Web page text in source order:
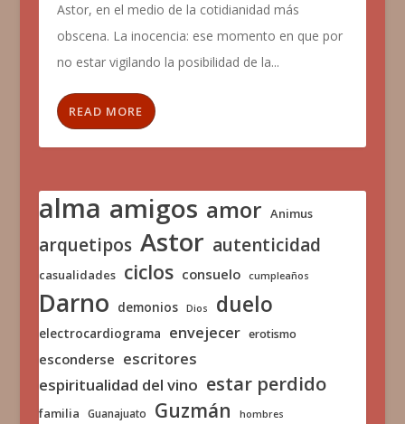
Astor, en el medio de la cotidianidad más
obscena. La inocencia: ese momento en que por
no estar vigilando la posibilidad de la...
READ MORE
alma amigos amor Animus
arquetipos Astor autenticidad
casualidades ciclos consuelo cumpleaños
Darno demonios Dios duelo
electrocardiograma envejecer erotismo
esconderse escritores
espiritualidad del vino estar perdido
familia Guanajuato Guzmán hombres